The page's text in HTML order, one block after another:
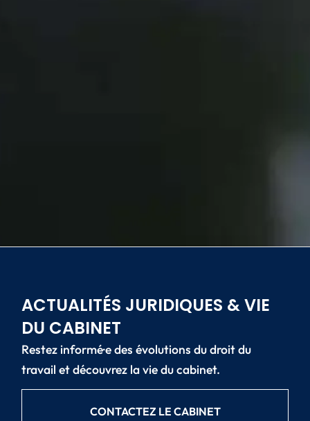
ACTUALITÉS JURIDIQUES & VIE
DU CABINET
Restez informé·e des évolutions du droit du
travail et découvrez la vie du cabinet.
CONTACTEZ LE CABINET